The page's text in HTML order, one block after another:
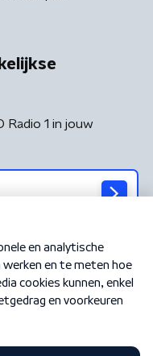
Radio 1 in jouw